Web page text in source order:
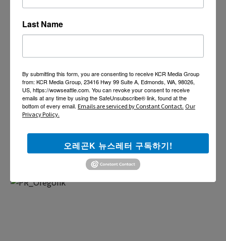
Last Name
By submitting this form, you are consenting to receive KCR Media Group
from: KCR Media Group, 23416 Hwy 99 Suite A, Edmonds, WA, 98026,
US, https://wowseattle.com. You can revoke your consent to receive
emails at any time by using the SafeUnsubscribe® link, found at the
bottom of every email. Emails are serviced by Constant Contact. Our
Privacy Policy.
오레곤K 뉴스레터 구독하기!